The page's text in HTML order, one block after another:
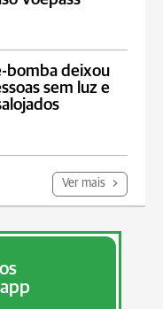
bomba deixou
sem luz e
Ver mais